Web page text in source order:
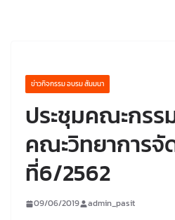
ข่าวกิจกรรม อบรม สัมมนา
ประชุมคณะกรร
คณะวิทยาการจั
ที่6/2562
09/06/2019 admin_pasit